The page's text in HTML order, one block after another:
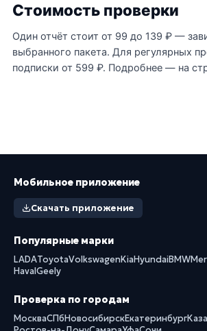
Стоимость проверки
Один отчёт стоит от 99 до 139 ₽ —
выбранного пакета. Для регулярных
подписки от 599 ₽. Подробнее — на
Мобильное приложение
Скачать приложение
Популярные марки
LADAToyotaVolkswagenKiaHyundaiBMW
HavalGeely
Проверка по городам
МоскваСПбНовосибирскЕкатеринбург